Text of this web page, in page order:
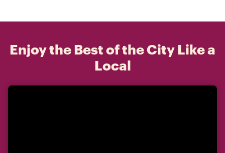
Enjoy the Best of the City Like a
Local